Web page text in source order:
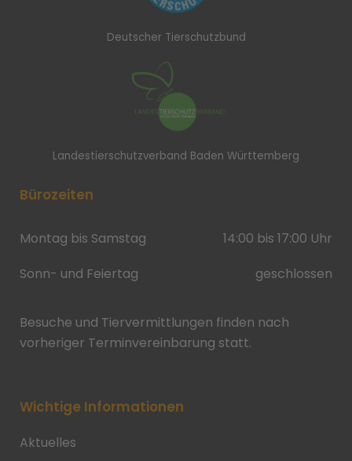
Deutscher Tierschutzbund
Landestierschutzverband Baden Württemberg
Bürozeiten
Montag bis Samstag
14:00 bis 17:00 Uhr
Sonn- und Feiertag
geschlossen
Besuche und Tiervermittlungen finden nach
vorheriger Terminvereinbarung statt.
Wichtige Informationen
Aktuelles